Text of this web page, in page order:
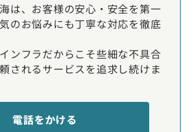
は、お客様の安心・安全を第一
のお悩みにも丁寧な対応を徹底
ンフラだからこそ些細な不具合
されるサービスを追求し続けま
電話をかける